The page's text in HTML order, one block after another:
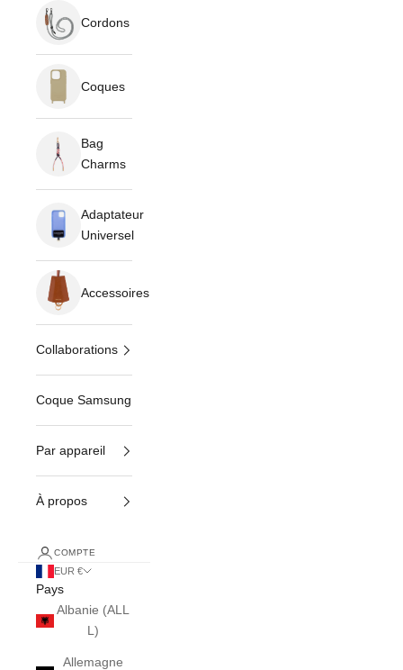
Cordons
Coques
Bag
Charms
Adaptateur
Universel
Accessoires
Collaborations
Coque Samsung
Par appareil
À propos
COMPTE
EUR €
Pays
Albanie (ALL
L)
Allemagne